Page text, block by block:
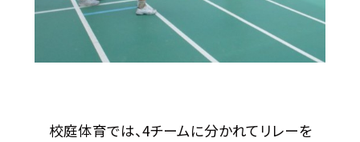
校庭体育では、4チームに分かれてリレーを